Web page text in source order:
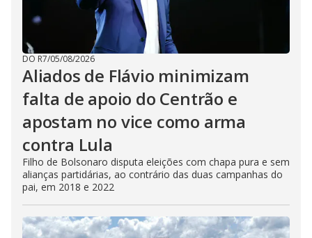
DO R7/05/08/2026
Aliados de Flávio minimizam
falta de apoio do Centrão e
apostam no vice como arma
contra Lula
Filho de Bolsonaro disputa eleições com chapa pura e sem
alianças partidárias, ao contrário das duas campanhas do
pai, em 2018 e 2022